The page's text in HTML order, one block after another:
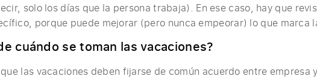
solo los días que la persona trabaja). En ese caso, hay que
porque puede mejorar (pero nunca empeorar) lo que marca
cuándo se toman las vacaciones?
las vacaciones deben fijarse de común acuerdo entre empresa